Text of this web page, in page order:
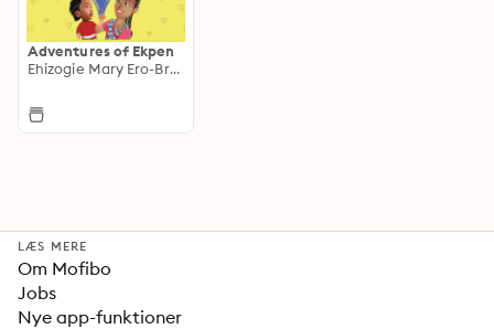
Adventures of Ekpen
Ehizogie Mary Ero-Brown
LÆS MERE
Om Mofibo
Jobs
Nye app-funktioner